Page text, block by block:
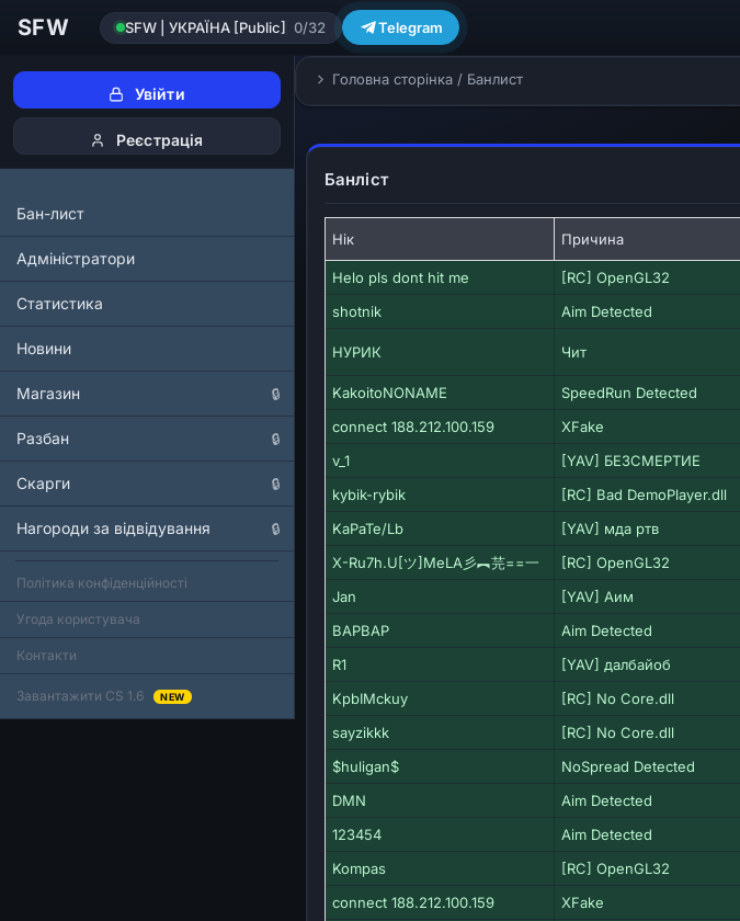
SFW SFW | УКРАЇНА [Public] 0/32 Telegram
Увійти
Реєстрація
Бан-лист
Адміністратори
Статистика
Новини
Магазин 🔒
Разбан 🔒
Скарги 🔒
Нагороди за відвідування 🔒
Політика конфіденційності
Угода користувача
Контакти
Завантажити CS 1.6 NEW
Головна сторінка/ Банлист
Банліст
Нік Причина
Helo pls dont hit me [RC] OpenGL32
shotnik
Aim Detected
НУРИК Чит
KakoitoNONAME SpeedRun Detected
connect 188.212.100.159
XFake
v_1
[YAV] БЕЗСМЕРТИЕ
kybik-rybik
[RC] Bad DemoPlayer.dll
KaPaTe/Lb
[YAV] мда ртв
X-Ru7h.U[ツ]MeLA彡︻芫==一
[RC] OpenGL32
Jan
[YAV] Аим
BAPBAP
Aim Detected
R1
[YAV] далбайоб
KpbIMckuy
[RC] No Core.dll
sayzikkk
[RC] No Core.dll
$huligan$
NoSpread Detected
DMN
Aim Detected
123454
Aim Detected
Kompas
[RC] OpenGL32
connect 188.212.100.159
XFake